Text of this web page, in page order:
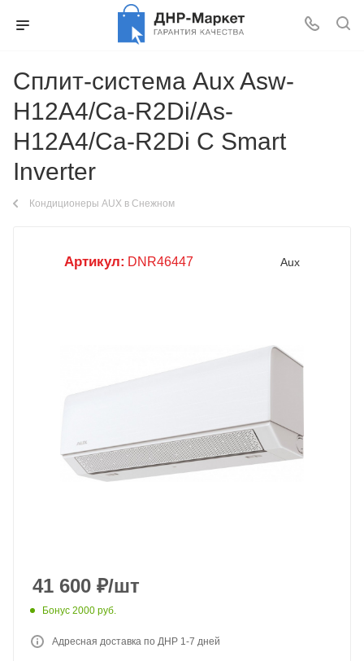
Сплит-система Aux Asw-
H12A4/Ca-R2Di/As-
H12A4/Ca-R2Di C Smart
Inverter
Кондиционеры AUX в Снежном
Артикул: DNR46447 Aux
41 600 ₽/шт
Бонус 2000 руб.
Адресная доставка по ДНР 1-7 дней